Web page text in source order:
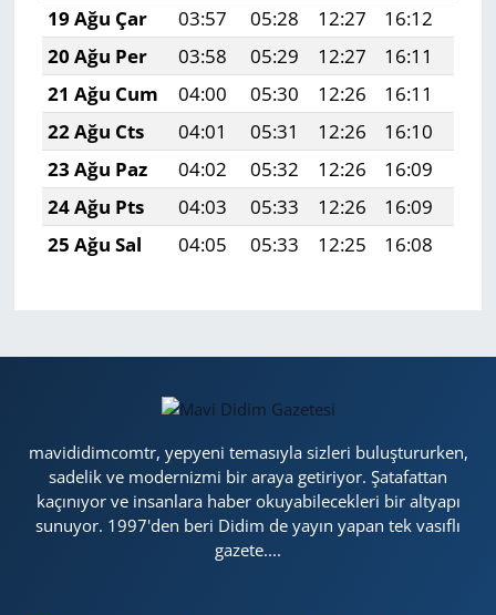
19 Ağu Çar
03:57 05:28 12:27 16:12
20 Ağu Per
03:58 05:29 12:27 16:11
21 Ağu Cum
04:00 05:30 12:26 16:11
22 Ağu Cts
04:01 05:31 12:26 16:10
23 Ağu Paz
04:02 05:32 12:26 16:09
24 Ağu Pts
04:03 05:33 12:26 16:09
25 Ağu Sal
04:05 05:33 12:25 16:08
mavididimcomtr, yepyeni temasıyla sizleri buluştururken,
sadelik ve modernizmi bir araya getiriyor. Şatafattan
kaçınıyor ve insanlara haber okuyabilecekleri bir altyapı
sunuyor. 1997'den beri Didim de yayın yapan tek vasıflı
gazete....